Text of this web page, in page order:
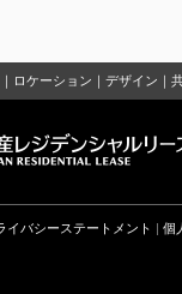
｜ ロケーション ｜デザイン ｜
イバシーステートメント | 個